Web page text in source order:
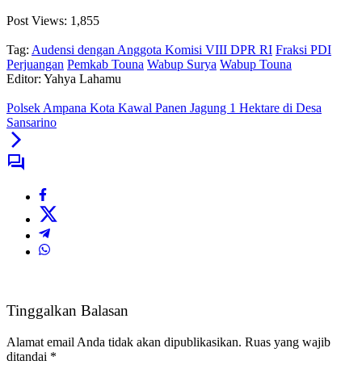
Post Views: 1,855
Tag: Audensi dengan Anggota Komisi VIII DPR RI Fraksi PDI
Perjuangan Pemkab Touna Wabup Surya Wabup Touna
Editor: Yahya Lahamu
Polsek Ampana Kota Kawal Panen Jagung 1 Hektare di Desa
Sansarino
Tinggalkan Balasan
Alamat email Anda tidak akan dipublikasikan. Ruas yang wajib
ditandai *